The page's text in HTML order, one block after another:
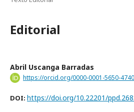
Editorial
Abril Uscanga Barradas
https://orcid.org/0000-0001-5650-4740
DOI: https://doi.org/10.22201/